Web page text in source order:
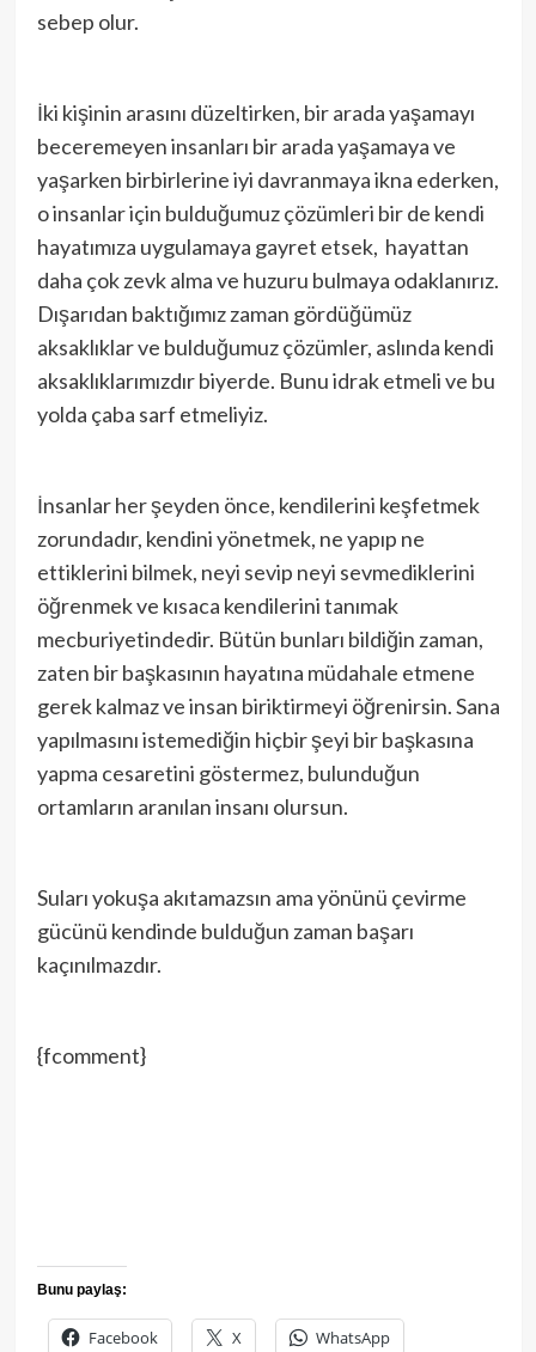
sebep olur.
İki kişinin arasını düzeltirken, bir arada yaşamayı
beceremeyen insanları bir arada yaşamaya ve
yaşarken birbirlerine iyi davranmaya ikna ederken,
o insanlar için bulduğumuz çözümleri bir de kendi
hayatımıza uygulamaya gayret etsek, hayattan
daha çok zevk alma ve huzuru bulmaya odaklanırız.
Dışarıdan baktığımız zaman gördüğümüz
aksaklıklar ve bulduğumuz çözümler, aslında kendi
aksaklıklarımızdır biyerde. Bunu idrak etmeli ve bu
yolda çaba sarf etmeliyiz.
İnsanlar her şeyden önce, kendilerini keşfetmek
zorundadır, kendini yönetmek, ne yapıp ne
ettiklerini bilmek, neyi sevip neyi sevmediklerini
öğrenmek ve kısaca kendilerini tanımak
mecburiyetindedir. Bütün bunları bildiğin zaman,
zaten bir başkasının hayatına müdahale etmene
gerek kalmaz ve insan biriktirmeyi öğrenirsin. Sana
yapılmasını istemediğin hiçbir şeyi bir başkasına
yapma cesaretini göstermez, bulunduğun
ortamların aranılan insanı olursun.
Suları yokuşa akıtamazsın ama yönünü çevirme
gücünü kendinde bulduğun zaman başarı
kaçınılmazdır.
{fcomment}
Bunu paylaş:
Facebook X WhatsApp